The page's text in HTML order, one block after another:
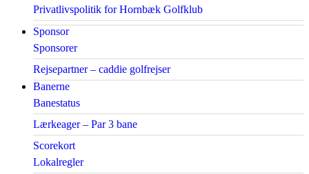
Privatlivspolitik for Hornbæk Golfklub
Sponsor
Sponsorer
Rejsepartner – caddie golfrejser
Banerne
Banestatus
Lærkeager – Par 3 bane
Scorekort
Lokalregler